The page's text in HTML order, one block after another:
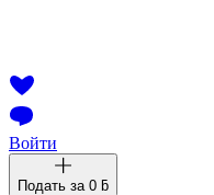
Войти
Подать за 0 ƃ